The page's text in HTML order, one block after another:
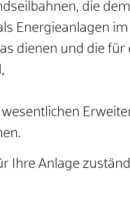
die
Energieanlagen im
dienen und die
Ihre Anlage